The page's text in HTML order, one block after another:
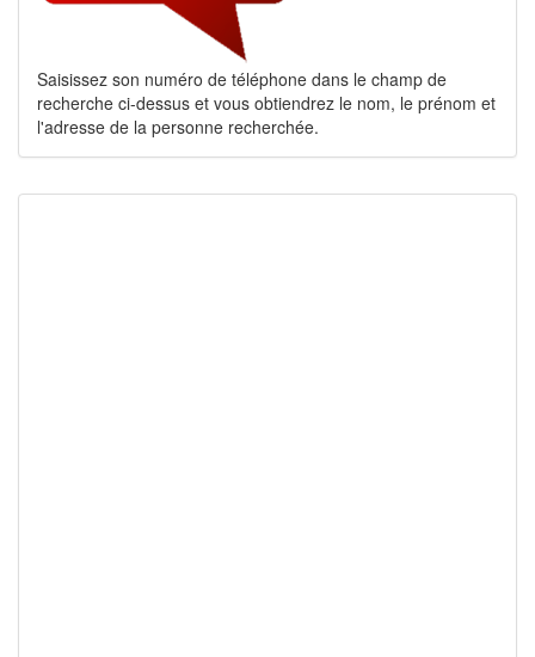
Saisissez son numéro de téléphone dans le champ de
recherche ci-dessus et vous obtiendrez le nom, le prénom et
l'adresse de la personne recherchée.